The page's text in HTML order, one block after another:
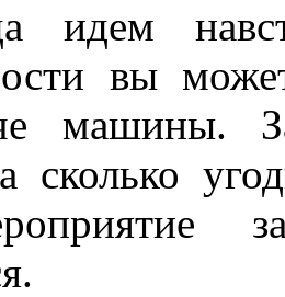
идем
вы
машины.
сколько